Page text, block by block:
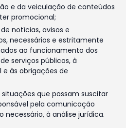
e da veiculação de conteúdos
promocional;
notícias, avisos e
necessários e estritamente
ao funcionamento dos
serviços públicos, à
às obrigações de
que possam suscitar
pela comunicação
necessário, à análise jurídica.